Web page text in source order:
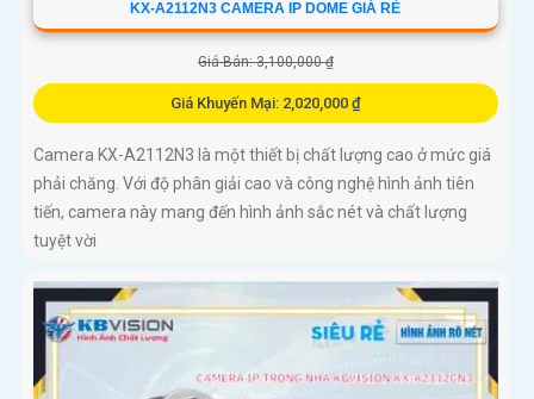
KX-A2112N3 CAMERA IP DOME GIÁ RẺ
Giá Bán: 3,100,000 ₫
Giá Khuyến Mại: 2,020,000 ₫
Camera KX-A2112N3 là một thiết bị chất lượng cao ở mức giá
phải chăng. Với độ phân giải cao và công nghệ hình ảnh tiên
tiến, camera này mang đến hình ảnh sắc nét và chất lượng
tuyệt vời